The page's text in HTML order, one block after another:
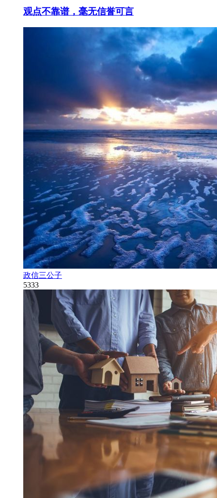
观点不靠谱，毫无信誉可言
政信三公子
5333